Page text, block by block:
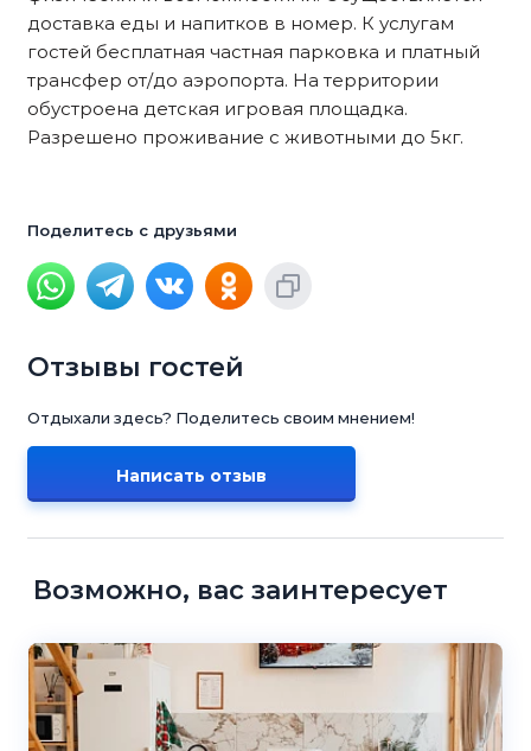
доставка еды и напитков в номер. К услугам
гостей бесплатная частная парковка и платный
трансфер от/до аэропорта. На территории
обустроена детская игровая площадка.
Разрешено проживание с животными до 5кг.
Поделитесь с друзьями
Отзывы гостей
Отдыхали здесь? Поделитесь своим мнением!
Написать отзыв
Возможно, вас заинтересует